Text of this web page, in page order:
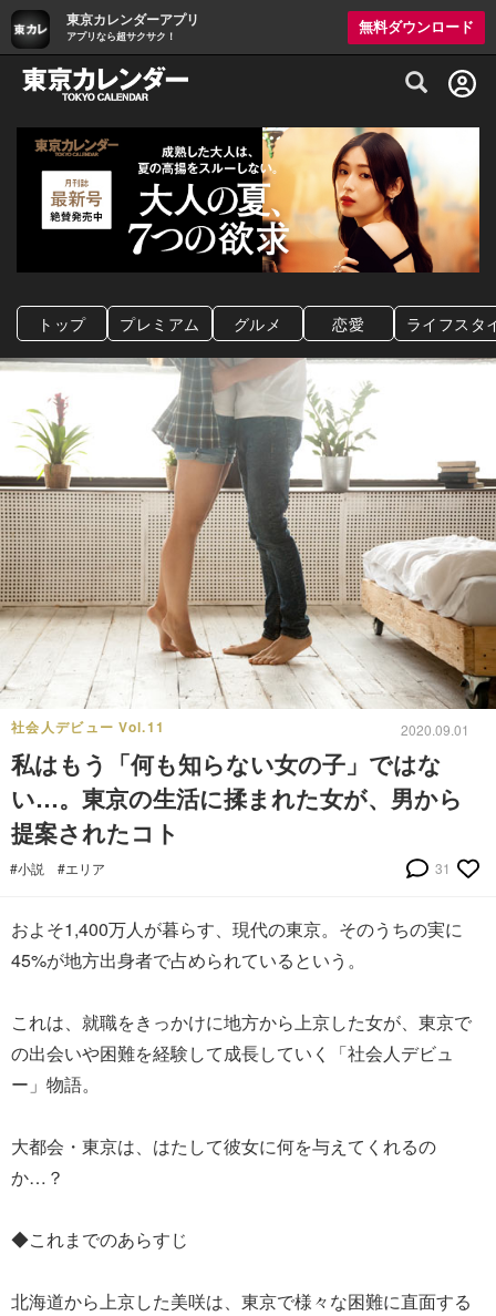
東京カレンダーアプリ
アプリなら超サクサク！
無料ダウンロード
グルメ情報・プレミアムレストラン予約
トップ プレミアム グルメ 恋愛 ライフスタ
社会人デビュー Vol.11 2020.09.01
私はもう「何も知らない女の子」ではな
い…。東京の生活に揉まれた女が、男から
提案されたコト
#小説 #エリア 31
およそ1,400万人が暮らす、現代の東京。そのうちの実に
45%が地方出身者で占められているという。
これは、就職をきっかけに地方から上京した女が、東京で
の出会いや困難を経験して成長していく「社会人デビュ
ー」物語。
大都会・東京は、はたして彼女に何を与えてくれるの
か…？
◆これまでのあらすじ
北海道から上京した美咲は、東京で様々な困難に直面する